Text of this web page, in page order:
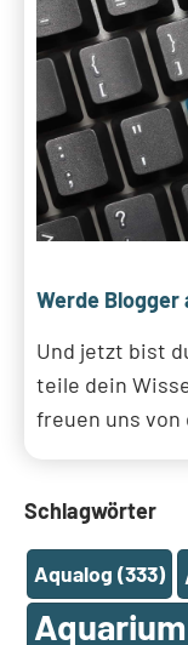
Werde
Und jetzt bist
teile dein
freuen uns von
Schlagwörter
Aqualog (333)
Aquarium